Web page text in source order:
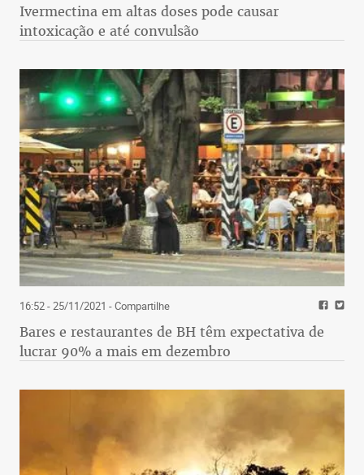
Ivermectina em altas doses pode causar
intoxicação e até convulsão
16:52 - 25/11/2021 - Compartilhe
Bares e restaurantes de BH têm expectativa de
lucrar 90% a mais em dezembro